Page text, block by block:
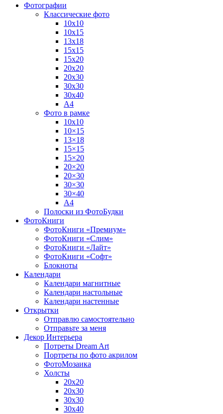
Фотографии
Классические фото
10х10
10х15
13х18
15х15
15х20
20х20
20х30
30х30
30х40
А4
Фото в рамке
10х10
10×15
13×18
15×15
15×20
20×20
20×30
30×30
30×40
A4
Полоски из ФотоБудки
ФотоКниги
ФотоКниги «Премиум»
ФотоКниги «Слим»
ФотоКниги «Лайт»
ФотоКниги «Софт»
Блокноты
Календари
Календари магнитные
Календари настольные
Календари настенные
Открытки
Отправлю самостоятельно
Отправьте за меня
Декор Интерьера
Потреты Dream Art
Портреты по фото акрилом
ФотоМозаика
Холсты
20х20
20х30
30х30
30х40